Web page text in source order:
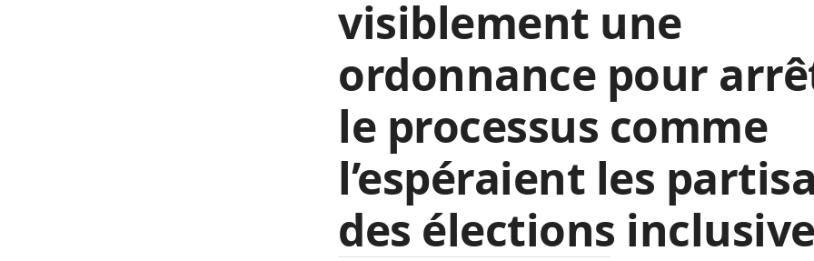
visiblement une
ordonnance pour
le processus comme
l’espéraient les
des élections